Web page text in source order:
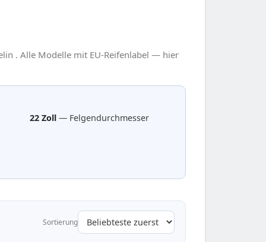
. Alle Modelle mit EU-Reifenlabel — hier
22 Zoll— Felgendurchmesser
Sortierung